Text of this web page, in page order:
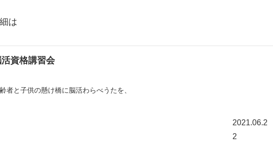
は
活資格講習会
者と子供の懸け橋に脳活わらべうたを、
2021.06.2
2